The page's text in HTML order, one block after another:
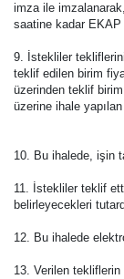
imza ile
saatine kadar EKAP
9. İstekliler
teklif edilen birim
üzerinden teklif
üzerine ihale
10. Bu ihalede, işin
11. İstekliler teklif
belirleyecekleri
12. Bu ihalede
13. Verilen